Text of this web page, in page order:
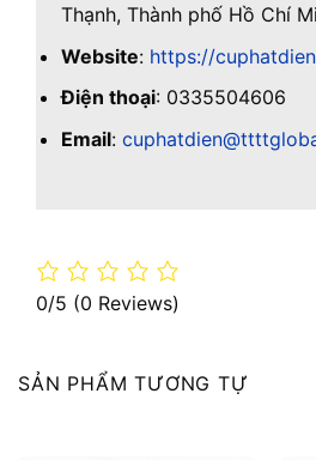
Thạnh, Thành phố Hồ Chí
Website: https://
Điện thoại: 0335504606
Email:
0/5 (0 Reviews)
SẢN PHẨM TƯƠNG TỰ